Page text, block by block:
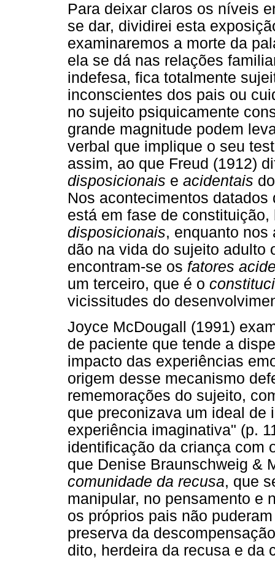
Para deixar claros os níveis
se dar, dividirei esta
examinaremos a morte da
ela se dá nas relações
indefesa, fica totalmente
inconscientes dos pais ou
no sujeito psiquicamente
grande magnitude podem
verbal que implique o seu
assim, ao que Freud (1912)
disposicionais e acidentais
Nos acontecimentos
está em fase de
disposicionais, enquanto nos
dão na vida do sujeito adulto
encontram-se os fatores
um terceiro, que é o
vicissitudes do
Joyce McDougall (1991)
de paciente que tende a
impacto das experiências
origem desse mecanismo
rememorações do sujeito,
que preconizava um ideal de
experiência imaginativa" (p.
identificação da criança com
que Denise Braunschweig &
comunidade da recusa, que
manipular, no pensamento e
os próprios pais não
preserva da
dito, herdeira da recusa e da